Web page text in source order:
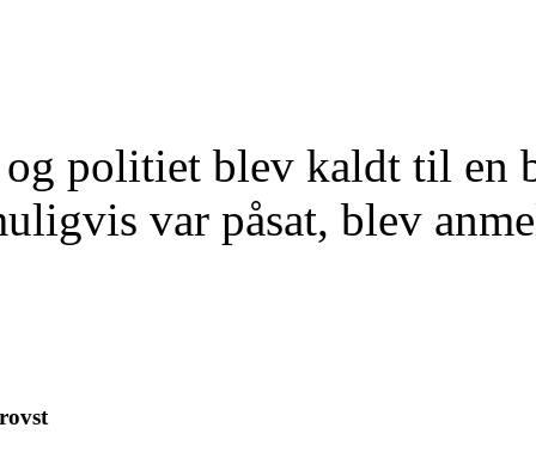
politiet blev kaldt til en
var påsat, blev